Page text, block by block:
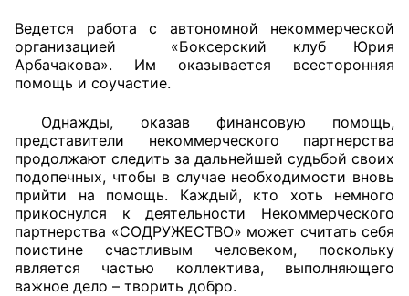
Ведется работа с автономной некоммерческой
организацией «Боксерский клуб Юрия
Арбачакова». Им оказывается всесторонняя
помощь и соучастие.
Однажды, оказав финансовую помощь,
представители некоммерческого партнерства
продолжают следить за дальнейшей судьбой своих
подопечных, чтобы в случае необходимости вновь
прийти на помощь. Каждый, кто хоть немного
прикоснулся к деятельности Некоммерческого
партнерства «СОДРУЖЕСТВО» может считать себя
поистине счастливым человеком, поскольку
является частью коллектива, выполняющего
важное дело – творить добро.